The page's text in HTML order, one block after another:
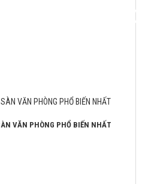
VĂN PHÒNG PHỔ BIẾN NHẤT